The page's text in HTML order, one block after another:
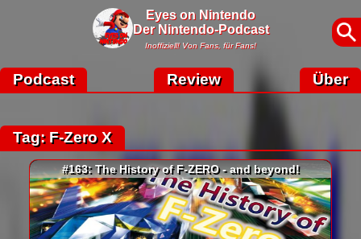
Eyes on Nintendo
Der Nintendo-Podcast
Inoffiziell! Von Fans, für Fans!
Podcast Review Über
Tag: F-Zero X
#163: The History of F-ZERO - and beyond!